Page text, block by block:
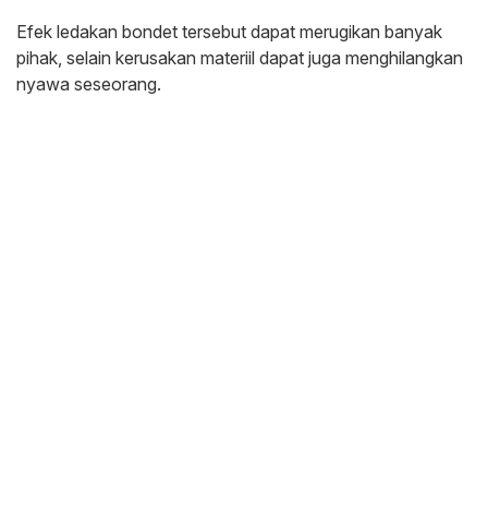
Efek ledakan bondet tersebut dapat merugikan banyak
pihak, selain kerusakan materiil dapat juga menghilangkan
nyawa seseorang.